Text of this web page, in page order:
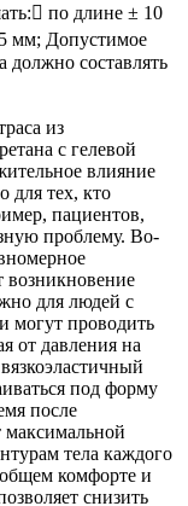
по длине ± 10
мм; Допустимое
должно составлять
из
с гелевой
влияние
для тех, кто
пациентов,
проблему. Во-
возникновение
для людей с
могут проводить
от давления на
под форму
после
максимальной
тела каждого
общем комфорте и
снизить